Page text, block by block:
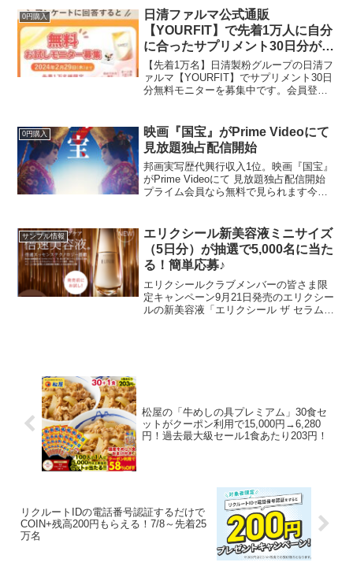
0円購入
日清ファルマ公式通販
【YOURFIT】で先着1万人に自分
に合ったサプリメント30日分がも
らえる
【先着1万名】日清製粉グループの日清フ
ァルマ【YOURFIT】でサプリメント30日
分無料モニターを募集中です。会員登録
す。30問といっても選択式なので数分で
完了。わた...
0円購入
映画『国宝』がPrime Videoにて
見放題独占配信開始
邦画実写歴代興行収入1位。映画『国宝』
がPrime Videoにて 見放題独占配信開始
プライム会員なら無料で見られます今す
30日以内に2,000円以上のお買い...
サンプル情報
エリクシール新美容液ミニサイズ
（5日分）が抽選で5,000名に当た
る！簡単応募♪
エリクシールクラブメンバーの皆さま限
定キャンペーン9月21日発売のエリクシー
ルの新美容液「エリクシール ザ セラム
松屋の「牛めしの具プレミアム」30食セ
ットがクーポン利用で15,000円→6,280
円！過去最大級セール1食あたり203円！
リクルートIDの電話番号認証するだけで
COIN+残高200円もらえる！7/8～先着25
万名